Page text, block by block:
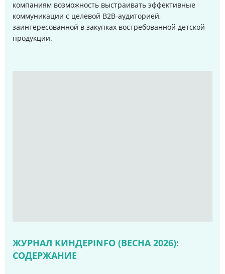
компаниям возможность выстраивать эффективные
коммуникации с целевой B2B-аудиторией,
заинтересованной в закупках востребованной детской
продукции.
ЖУРНАЛ КИНДЕРINFO (ВЕСНА 2026):
СОДЕРЖАНИЕ